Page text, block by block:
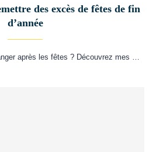
des excès de fêtes de fin
d’année
après les fêtes ? Découvrez mes …